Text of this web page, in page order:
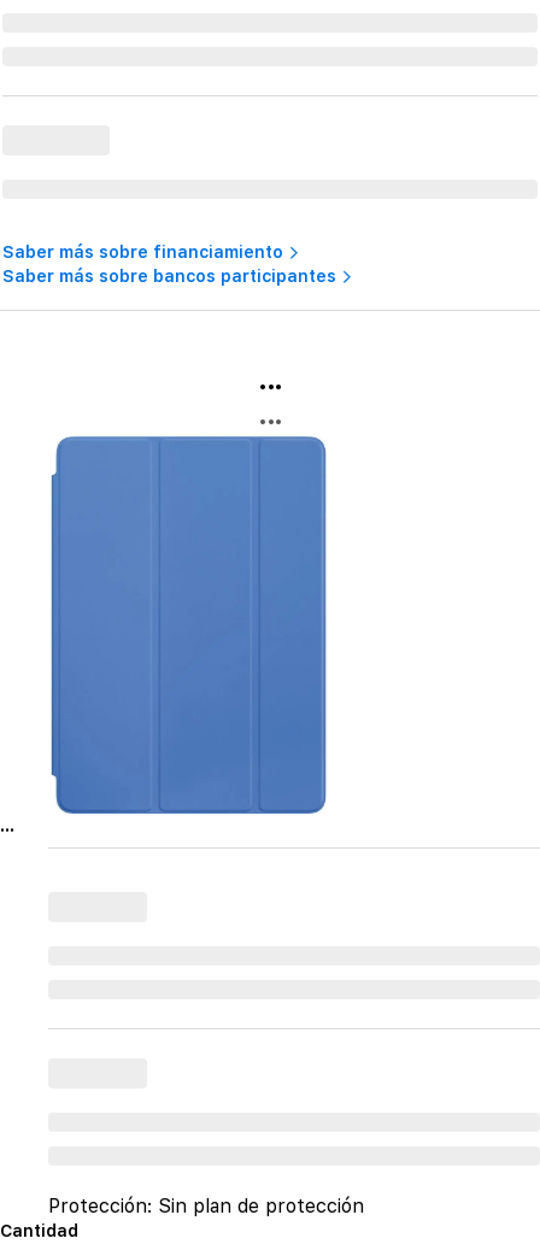
Saber más sobre financiamiento
Saber más sobre bancos participantes
...
...
...
Protección: Sin plan de protección
Cantidad